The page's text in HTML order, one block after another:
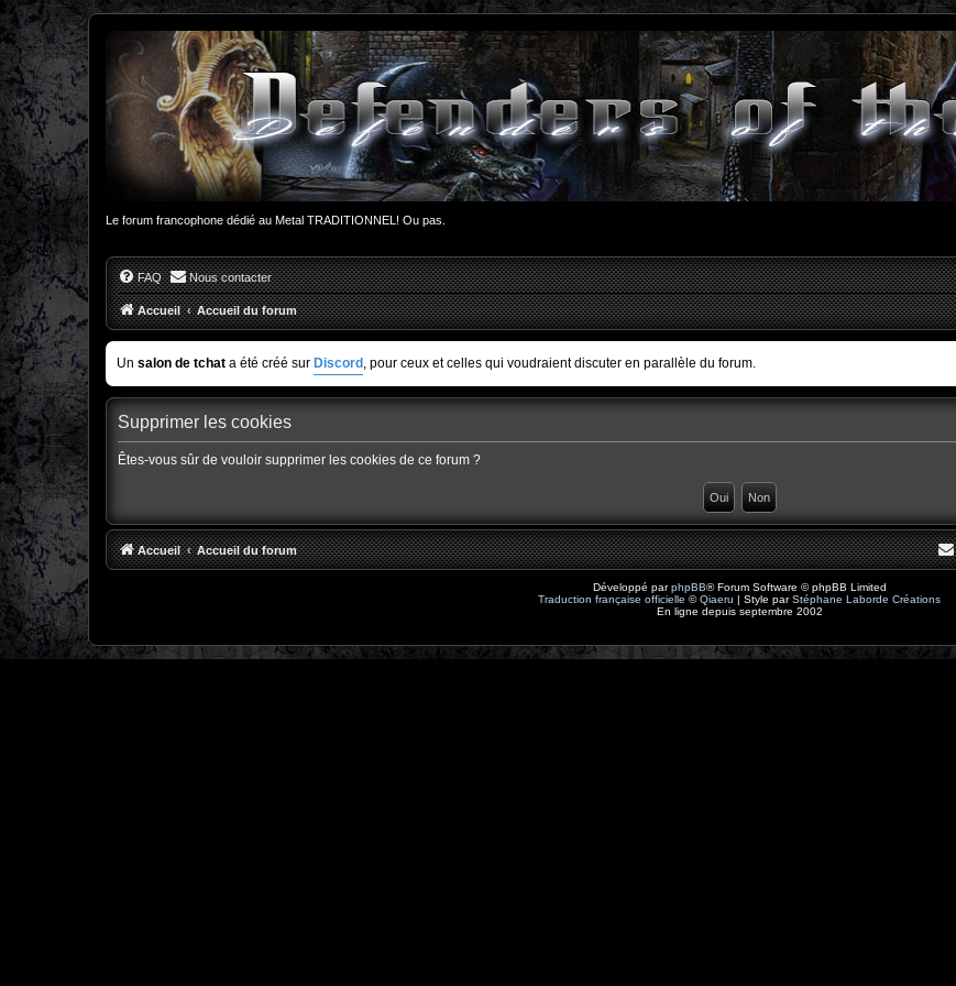
Le forum francophone dédié au Metal TRADITIONNEL! Ou pas.
FAQ Nous contacter
Accueil Accueil du forum
Un salon de tchat a été créé sur Discord , pour ceux et celles qui voudraient discuter en parallèle du forum.
Supprimer les cookies
Êtes-vous sûr de vouloir supprimer les cookies de ce forum ?
Accueil Accueil du forum
Développé parphpBB® Forum Software © phpBB Limited
Traduction française officielle ©Qiaeru | Style parStéphane Laborde Créations
En ligne depuis septembre 2002